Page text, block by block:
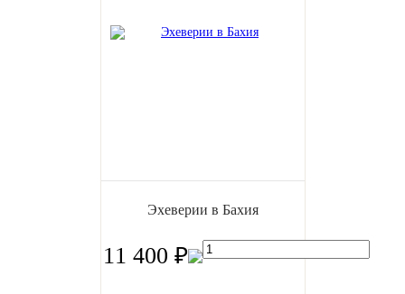
Эхеверии в Бахия
11 400 ₽